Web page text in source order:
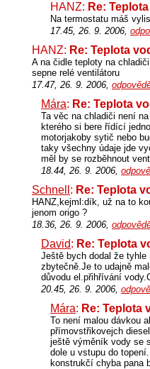
HANZ: Re:
Na termostatu máš
17.45, 26. 9. 2006,
HANZ: Re: Teplota
A na čidle teploty na
sepne relé ventilátoru
17.47, 26. 9. 2006,
Mára: Re: Teplota
Ta věc na chladiči není
kterého si bere řídící
motorjakoby sytič nebo
taky všechny údaje jde
měl by se rozběhnout
18.44, 26. 9. 2006,
Schnell : Re: Teplota
HANZ,kejml:dík, už na to
jenom origo ?
18.36, 26. 9. 2006,
David: Re: Teplota
Ještě bych dodal že
zbytečně.Je to udajně
důvodu el.přihřívání
20.45, 26. 9. 2006,
Mára: Re: Teplota
To není malou dávkou
přímovstřikovejch
ještě výměník vody se
dole u vstupu do
konstrukčí chyba pana